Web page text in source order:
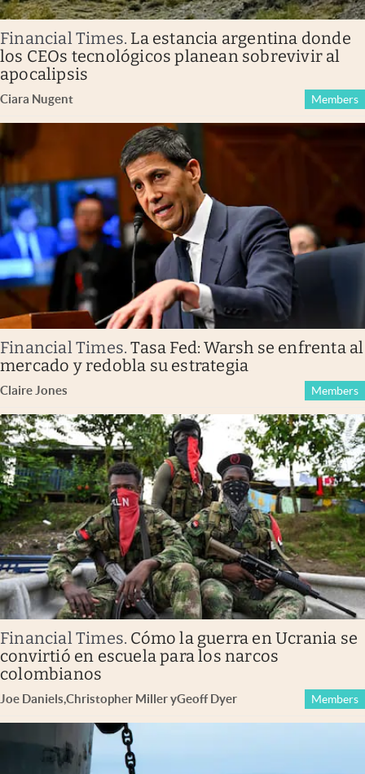
Financial Times. La estancia argentina donde
los CEOs tecnológicos planean sobrevivir al
apocalipsis
Ciara Nugent Members
Financial Times.Tasa Fed: Warsh se enfrenta al
mercado y redobla su estrategia
Claire Jones Members
Financial Times. Cómo la guerra en Ucrania se
convirtió en escuela para los narcos
colombianos
Joe Daniels,Christopher MilleryGeoff Dyer Members